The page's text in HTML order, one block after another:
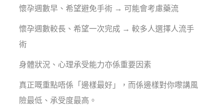
懷孕週數早、希望避免手術 → 可能會考慮藥流
懷孕週數較長、希望一次完成 → 較多人選擇人流手
術
身體狀況、心理承受能力亦係重要因素
真正嘅重點唔係「邊樣最好」，而係邊樣對你嚟講風
險最低、承受度最高。